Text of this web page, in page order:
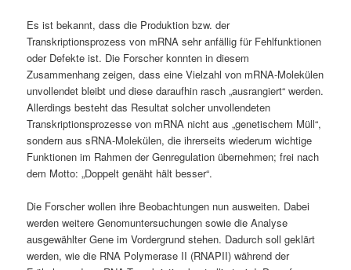
Es ist bekannt, dass die Produktion bzw. der
Transkriptionsprozess von mRNA sehr anfällig für Fehlfunktionen
oder Defekte ist. Die Forscher konnten in diesem
Zusammenhang zeigen, dass eine Vielzahl von mRNA-Molekülen
unvollendet bleibt und diese daraufhin rasch „ausrangiert“ werden.
Allerdings besteht das Resultat solcher unvollendeten
Transkriptionsprozesse von mRNA nicht aus „genetischem Müll“,
sondern aus sRNA-Molekülen, die ihrerseits wiederum wichtige
Funktionen im Rahmen der Genregulation übernehmen; frei nach
dem Motto: „Doppelt genäht hält besser“.
Die Forscher wollen ihre Beobachtungen nun ausweiten. Dabei
werden weitere Genomuntersuchungen sowie die Analyse
ausgewählter Gene im Vordergrund stehen. Dadurch soll geklärt
werden, wie die RNA Polymerase II (RNAPII) während der